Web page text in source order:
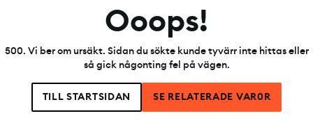
Ooops!
500. Vi ber om ursäkt. Sidan du sökte kunde tyvärr inte hittas eller
så gick någonting fel på vägen.
TILL STARTSIDAN SE RELATERADE VAR0R